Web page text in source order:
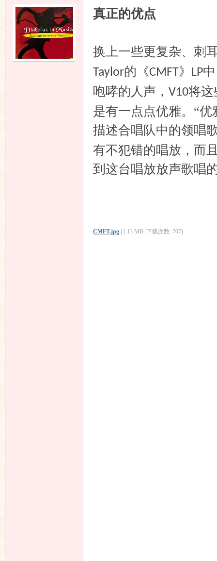
真正的优点
换上一些更复杂、刺
Taylor的《CMFT》 LP
咆哮的人声， V10将这
是有一点点优雅。“
描述合唱队中的领唱
有不犯错的唱放，而
到这台唱放放声歌唱
CMFT.jpg (1.13 MB, 下载次数: 707)